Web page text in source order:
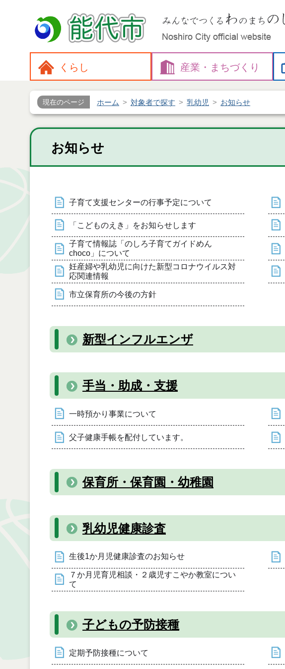
くらし 産業・ まちづくり
現在のページ ホーム 対象者で探す 乳幼児 お知らせ
お知らせ
子育て支援センターの行事予定について
「こどものえき」をお知らせします
子育て情報誌「のしろ子育てガイドめん
choco」について
妊産婦や乳幼児に向けた新型コロナウイルス対
応関連情報
市立保育所の今後の方針
新型インフルエンザ
手当・助成・支援
一時預かり事業について
父子健康手帳を配付しています。
保育所・保育園・幼稚園
乳幼児健康診査
生後1か月児健康診査のお知らせ
７か月児育児相談・２歳児すこやか教室につい
て
子どもの予防接種
定期予防接種について